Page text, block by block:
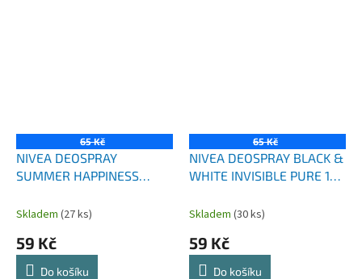
65 Kč
NIVEA DEOSPRAY
SUMMER HAPPINESS
Skladem (27 ks)
59 Kč
Do košíku
65 Kč
NIVEA DEOSPRAY BLACK &
WHITE INVISIBLE PURE 150
Skladem (30 ks)
59 Kč
Do košíku